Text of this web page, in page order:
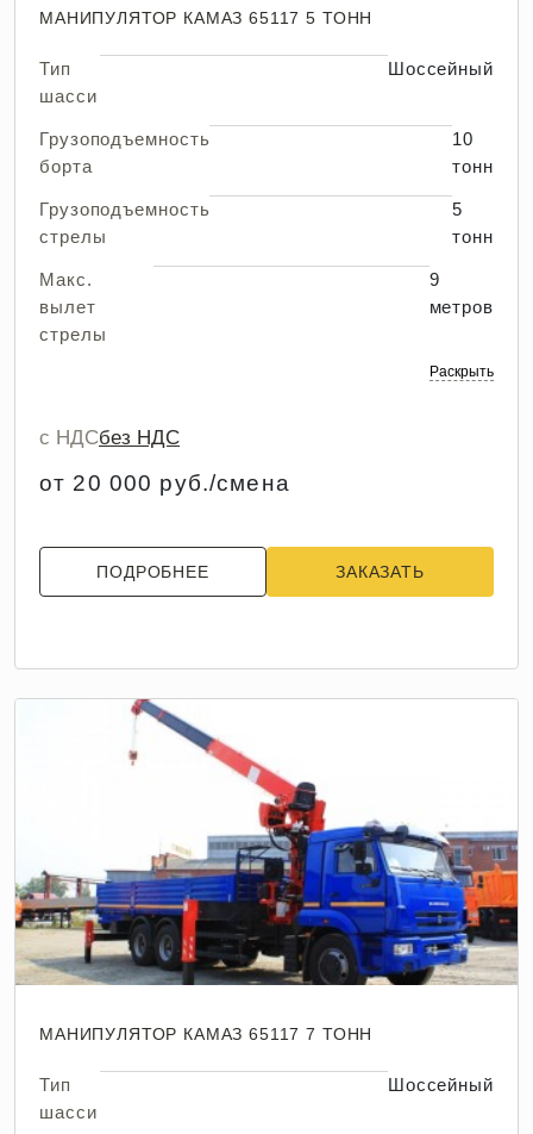
МАНИПУЛЯТОР КАМАЗ 65117 5 ТОНН
Тип
шасси
Шоссейный
Грузоподъемность
борта
10
тонн
Грузоподъемность
стрелы
5
тонн
Макс.
вылет
стрелы
9
метров
Раскрыть
с НДСбез НДС
от 20 000 руб./смена
ПОДРОБНЕЕ ЗАКАЗАТЬ
МАНИПУЛЯТОР КАМАЗ 65117 7 ТОНН
Тип
шасси
Шоссейный